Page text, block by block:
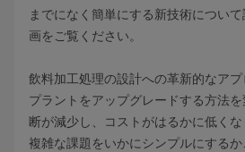
までになく簡単にする新技術につい
画をご覧ください。
飲料加工処理の設計への革新的なア
プラントをアップグレードする方法
断が減少し、コストがはるかに低く
複雑な課題をいかにシンプルにするか